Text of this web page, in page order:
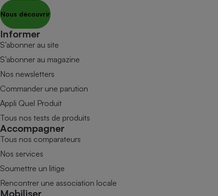
Nous découvrir
Informer
S’abonner au site
S’abonner au magazine
Nos newsletters
Commander une parution
Appli Quel Produit
Tous nos tests de produits
Accompagner
Tous nos comparateurs
Nos services
Soumettre un litige
Rencontrer une association locale
Mobiliser